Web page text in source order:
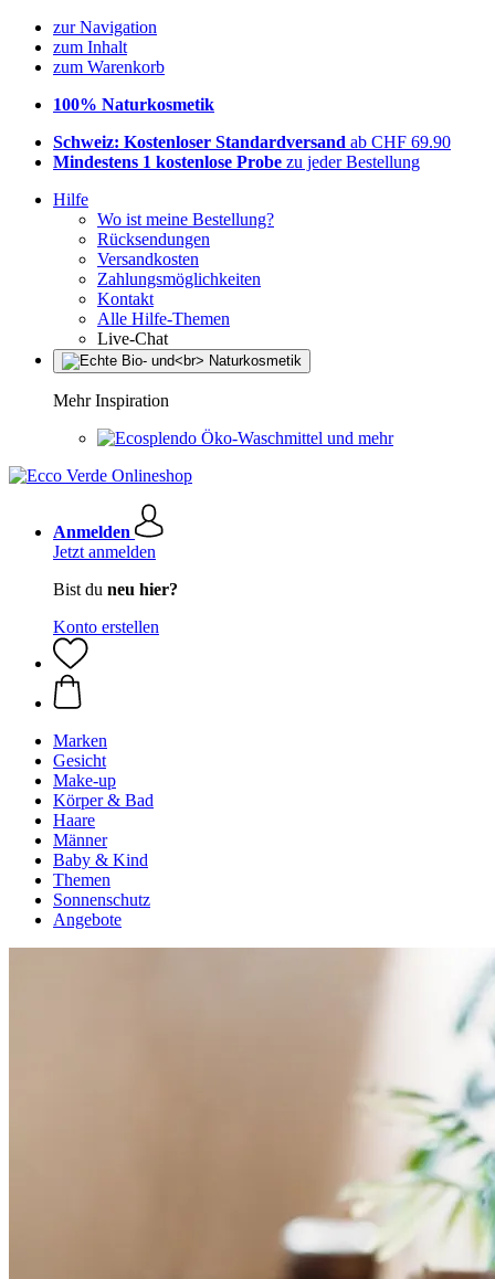
zur Navigation
zum Inhalt
zum Warenkorb
100% Naturkosmetik
Schweiz: Kostenloser Standardversand ab CHF 69.90
Mindestens 1 kostenlose Probe zu jeder Bestellung
Hilfe
Wo ist meine Bestellung?
Rücksendungen
Versandkosten
Zahlungsmöglichkeiten
Kontakt
Alle Hilfe-Themen
Live-Chat
Mehr Inspiration
Öko-Waschmittel und mehr
Anmelden
Jetzt anmelden
Bist du neu hier?
Konto erstellen
Marken
Gesicht
Make-up
Körper & Bad
Haare
Männer
Baby & Kind
Themen
Sonnenschutz
Angebote